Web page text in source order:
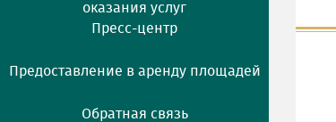
оказания услуг
Пресс-центр
Предоставление в аренду площадей
Обратная связь